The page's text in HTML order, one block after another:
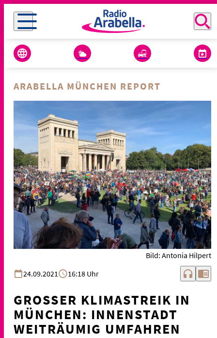
ARABELLA MÜNCHEN REPORT
Bild: Antonia Hilpert
24.09.2021
16:18 Uhr headphones chrome_reader_mode
GROSSER KLIMASTREIK IN M
ÜNCHEN: INNENSTADT W
EITRÄUMIG UMFAHREN